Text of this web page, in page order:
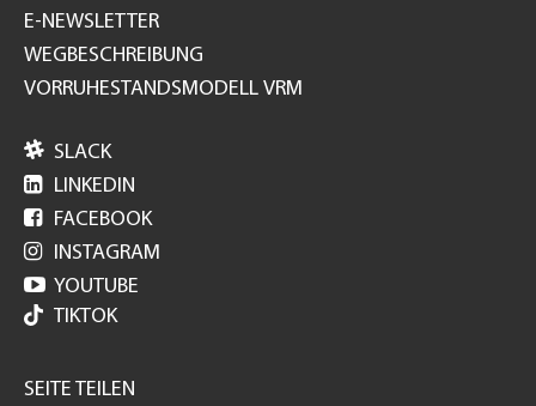
E-NEWSLETTER
WEGBESCHREIBUNG
VORRUHESTANDSMODELL VRM
 SLACK
 LINKEDIN
 FACEBOOK
 INSTAGRAM
 YOUTUBE
TIKTOK
SEITE TEILEN